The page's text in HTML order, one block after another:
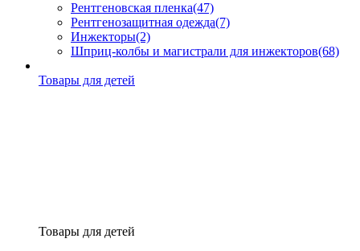
Рентгеновская пленка(47)
Рентгенозащитная одежда(7)
Инжекторы(2)
Шприц-колбы и магистрали для инжекторов(68)
Товары для детей
Товары для детей